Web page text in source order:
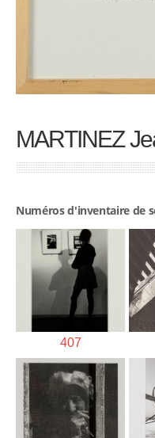
MARTINEZ
Numéros d'inventaire de
407